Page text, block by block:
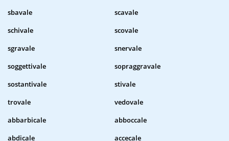
sbavale
scavale
schivale
scovale
sgravale
snervale
soggettivale
sopraggravale
sostantivale
stivale
trovale
vedovale
abbarbicale
abboccale
abdicale
accecale